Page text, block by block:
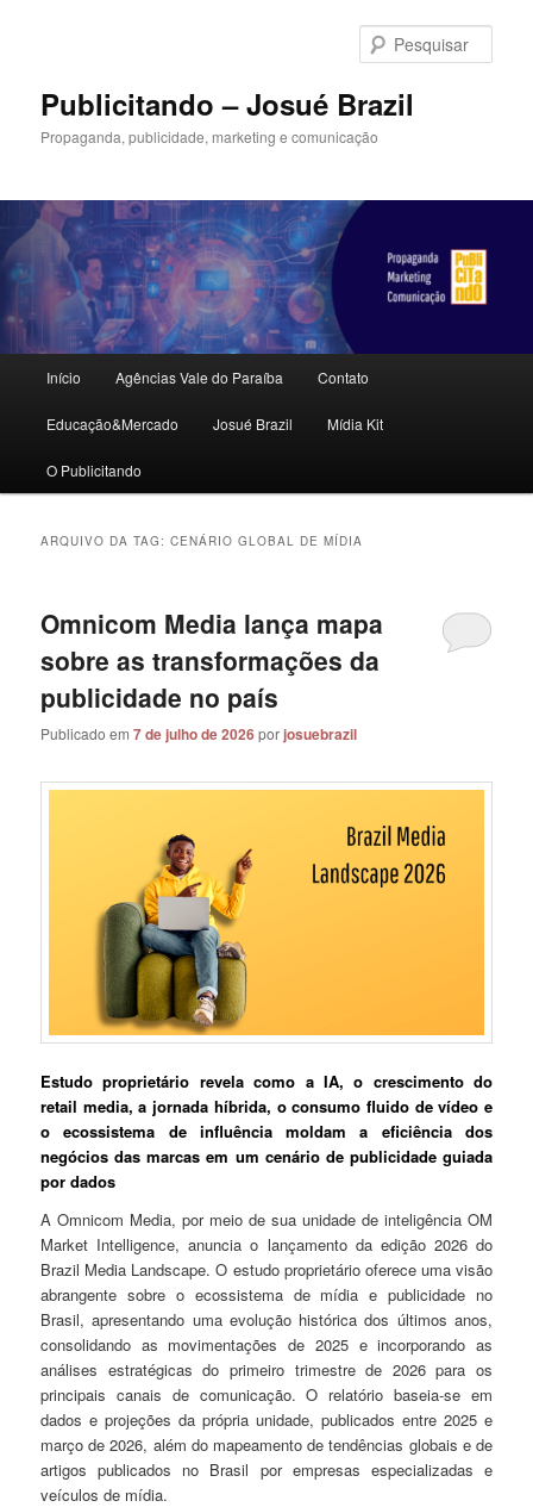
principal
secundárioPublicitando – Josué Brazil
Propaganda, publicidade, marketing e comunicação
principal
Início Agências Vale do Paraíba Contato
Educação&Mercado Josué Brazil Mídia Kit
O Publicitando
ARQUIVO DA TAG:CENÁRIO GLOBAL DE MÍDIA
Omnicom Media lança mapa
sobre as transformações da
publicidade no país
Publicado em7 de julho de 2026porjosuebrazil
Estudo proprietário revela como a IA, o crescimento do
retail media, a jornada híbrida, o consumo fluido de vídeo e
o ecossistema de influência moldam a eficiência dos
negócios das marcas em um cenário de publicidade guiada
por dados
A Omnicom Media, por meio de sua unidade de inteligência OM
Market Intelligence, anuncia o lançamento da edição 2026 do
Brazil Media Landscape. O estudo proprietário oferece uma visão
abrangente sobre o ecossistema de mídia e publicidade no
Brasil, apresentando uma evolução histórica dos últimos anos,
consolidando as movimentações de 2025 e incorporando as
análises estratégicas do primeiro trimestre de 2026 para os
principais canais de comunicação. O relatório baseia-se em
dados e projeções da própria unidade, publicados entre 2025 e
março de 2026, além do mapeamento de tendências globais e de
artigos publicados no Brasil por empresas especializadas e
veículos de mídia.